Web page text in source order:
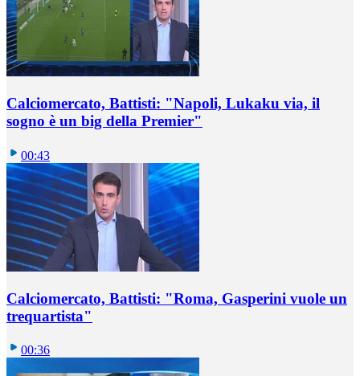
Calciomercato, Battisti: "Napoli, Lukaku via, il
sogno è un big della Premier"
00:43
Calciomercato, Battisti: "Roma, Gasperini vuole un
trequartista"
00:36